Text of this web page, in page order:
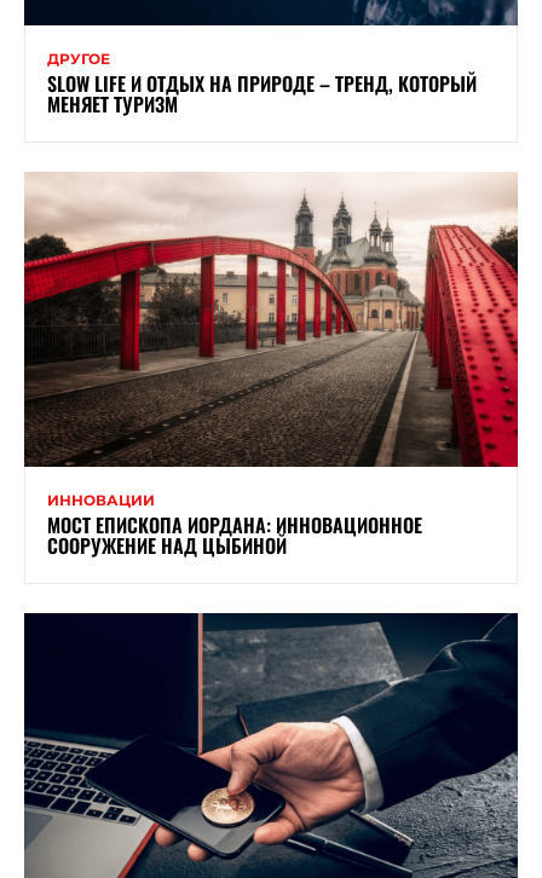
ДРУГОЕ
SLOW LIFE И ОТДЫХ НА ПРИРОДЕ – ТРЕНД, КОТОРЫЙ
МЕНЯЕТ ТУРИЗМ
ИННОВАЦИИ
МОСТ ЕПИСКОПА ИОРДАНА: ИННОВАЦИОННОЕ
СООРУЖЕНИЕ НАД ЦЫБИНОЙ